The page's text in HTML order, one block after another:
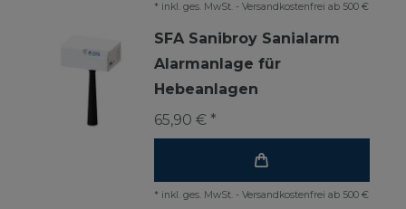
* inkl. ges. MwSt. - Versandkostenfrei ab 500 €
SFA Sanibroy Sanialarm
Alarmanlage für
Hebeanlagen
65,90 € *
* inkl. ges. MwSt. - Versandkostenfrei ab 500 €